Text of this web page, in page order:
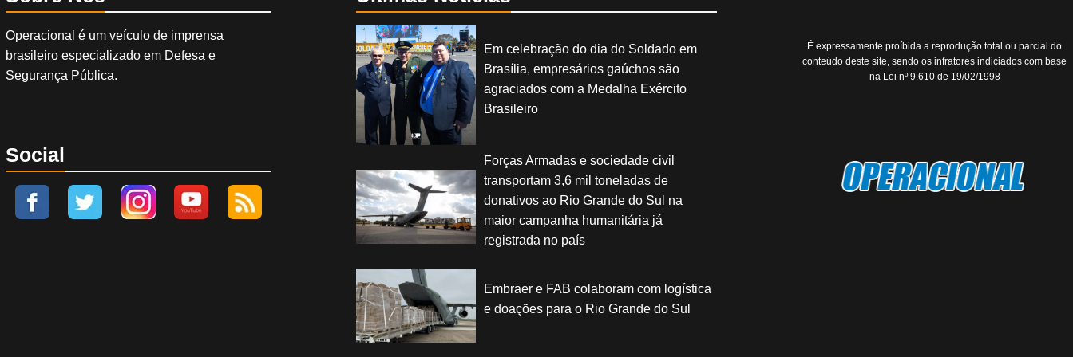
Operacional é um veículo de imprensa
brasileiro especializado em Defesa e
Segurança Pública.
Social
Em celebração do dia do Soldado em
Brasília, empresários gaúchos são
agraciados com a Medalha Exército
Brasileiro
Forças Armadas e sociedade civil
transportam 3,6 mil toneladas de
donativos ao Rio Grande do Sul na
maior campanha humanitária já
registrada no país
Embraer e FAB colaboram com logística
e doações para o Rio Grande do Sul
É expressamente proíbida a reprodução total ou parcial do
conteúdo deste site, sendo os infratores indiciados com base
na Lei nº 9.610 de 19/02/1998